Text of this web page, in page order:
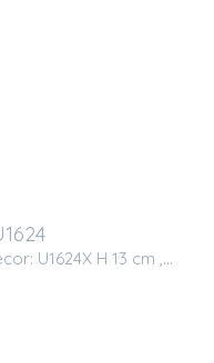
U1624X H 13 cm ,…